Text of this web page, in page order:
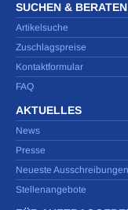
SUCHEN & BERATEN
Artikelsuche
Zuschlagspreise
Kontaktformular
FAQ
AKTUELLES
News
Presse
Neueste Ausschreibungen
Stellenangebote